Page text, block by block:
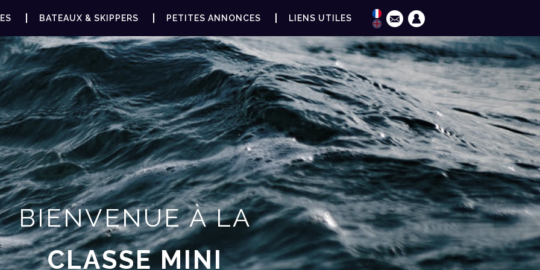
BATEAUX & SKIPPERS PETITES ANNONCES LIENS UTILES
BIENVENUE À LA
CLASSE MINI